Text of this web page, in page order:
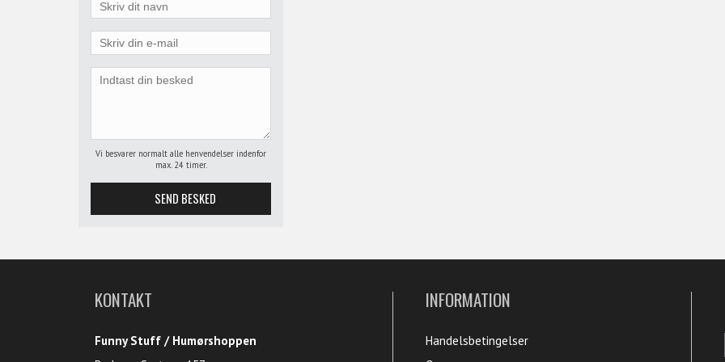
Vi besvarer normalt alle henvendelser indenfor
max. 24 timer.
KONTAKT
Funny Stuff / Humørshoppen
INFORMATION
Handelsbetingelser